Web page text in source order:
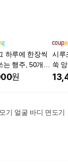
하루에 한장씩
는 행주, 50개입,
원
시루
쑥
kg,
기 얼굴 바디 면도기